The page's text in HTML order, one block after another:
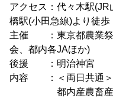
アクセス：代々木駅
橋駅(小田急線)より徒歩
主催 ：東京都農業祭
会、都内各JAほか)
後援 ：明治神宮
内容 ：＜両日共通＞
都内産農畜産物